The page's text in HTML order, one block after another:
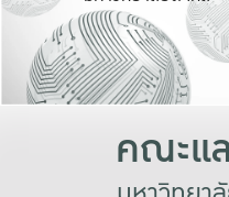
คณะแ